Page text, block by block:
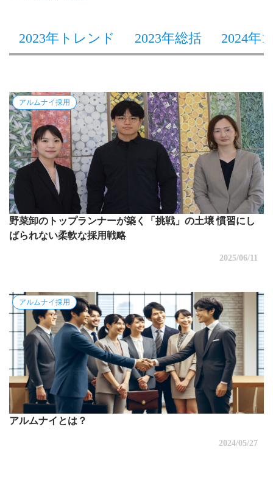
2023年トレンド 2023年総括 2024年1
アルムナイ採用
野菜卸のトップランナーが築く「挑戦」の土壌 慣習にし
ばられない柔軟な採用戦略
2025/06/11
アルムナイ採用
アルムナイとは？
2024/05/27